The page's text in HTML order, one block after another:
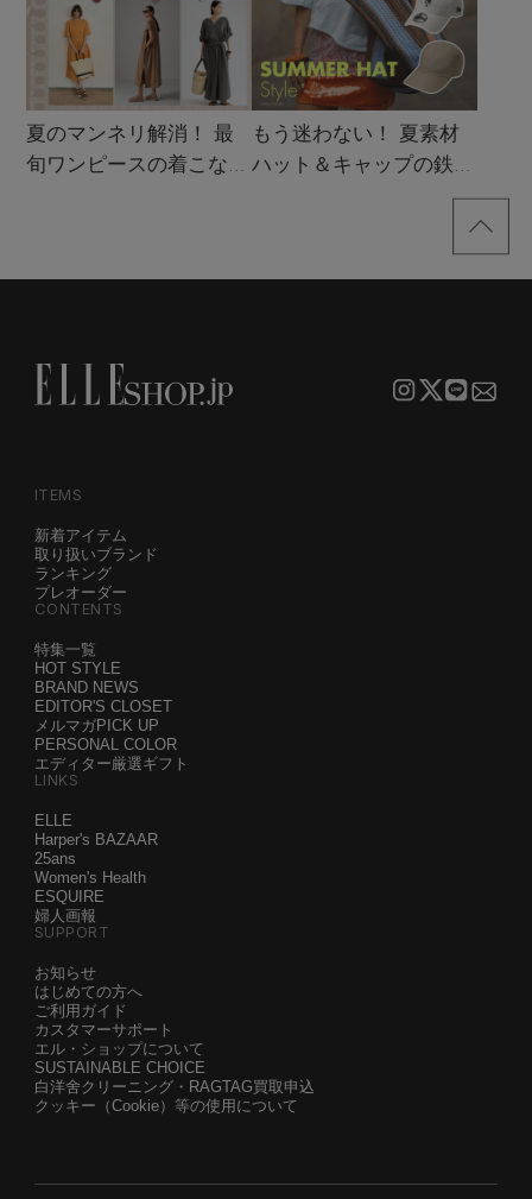
夏のマンネリ解消！ 最
旬ワンピースの着こなし
もう迷わない！ 夏素材
ハット＆キャップの鉄板
ITEMS
新着アイテム
取り扱いブランド
ランキング
プレオーダー
CONTENTS
特集一覧
HOT STYLE
BRAND NEWS
EDITOR'S CLOSET
メルマガPICK UP
PERSONAL COLOR
エディター厳選ギフト
LINKS
ELLE
Harper's BAZAAR
25ans
Women's Health
ESQUIRE
婦人画報
SUPPORT
お知らせ
はじめての方へ
ご利用ガイド
カスタマーサポート
エル・ショップについて
SUSTAINABLE CHOICE
白洋舍クリーニング・RAGTAG買取申込
クッキー（Cookie）等の使用について